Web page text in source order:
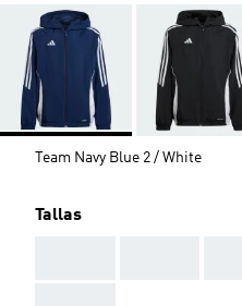
Team Navy Blue 2 / White
Tallas